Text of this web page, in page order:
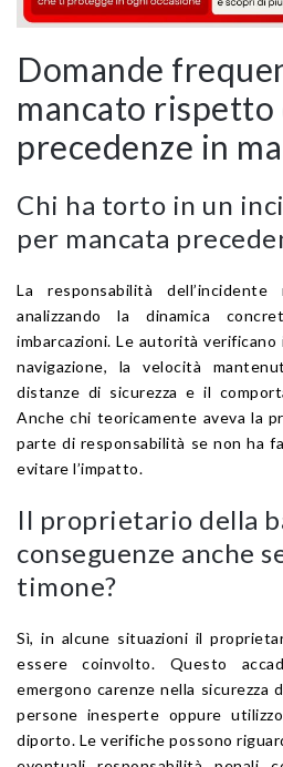
Domande
mancato rispetto
precedenze in
Chi ha torto in un
per mancata
La responsabilità
analizzando la dinamica
imbarcazioni. Le autorità
navigazione, la velocità
distanze di sicurezza e il
Anche chi teoricamente aveva la
parte di responsabilità se non ha
evitare l’impatto.
Il proprietario della
conseguenze anche
timone?
Sì, in alcune situazioni il
essere coinvolto. Questo
emergono carenze nella sicurezza
persone inesperte oppure
diporto. Le verifiche possono